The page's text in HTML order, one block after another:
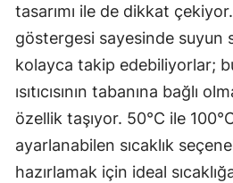
tasarımı ile de dikkat çekiyor.
göstergesi sayesinde suyun
kolayca takip edebiliyorlar;
ısıtıcısının tabanına bağlı
özellik taşıyor. 50°C ile
ayarlanabilen sıcaklık
hazırlamak için ideal